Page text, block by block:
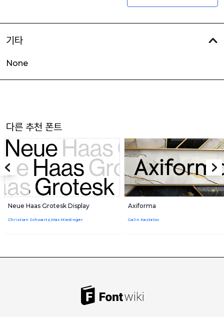
기타
None
다른 추천 폰트
Neue Haas Grotesk Display
Christian Schwartz,Max Miedinger
Axiforma
Galin Kastelov